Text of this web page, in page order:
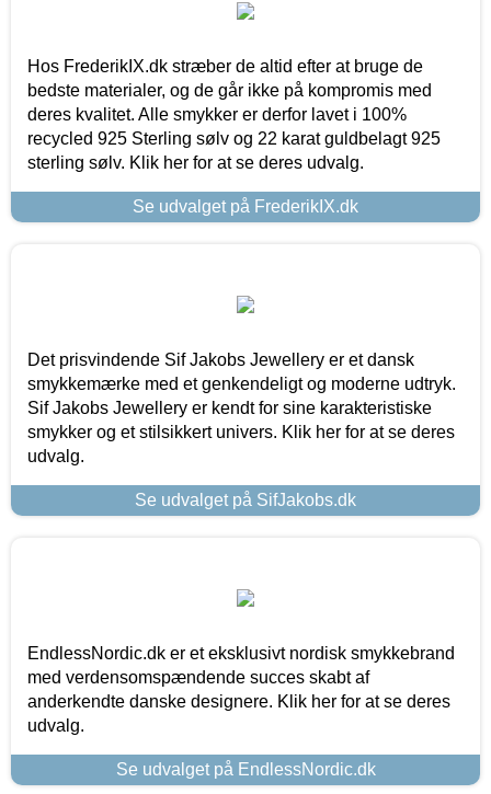
Hos FrederikIX.dk stræber de altid efter at bruge de
bedste materialer, og de går ikke på kompromis med
deres kvalitet. Alle smykker er derfor lavet i 100%
recycled 925 Sterling sølv og 22 karat guldbelagt 925
sterling sølv. Klik her for at se deres udvalg.
Se udvalget på FrederikIX.dk
Det prisvindende Sif Jakobs Jewellery er et dansk
smykkemærke med et genkendeligt og moderne udtryk.
Sif Jakobs Jewellery er kendt for sine karakteristiske
smykker og et stilsikkert univers. Klik her for at se deres
udvalg.
Se udvalget på SifJakobs.dk
EndlessNordic.dk er et eksklusivt nordisk smykkebrand
med verdensomspændende succes skabt af
anderkendte danske designere. Klik her for at se deres
udvalg.
Se udvalget på EndlessNordic.dk